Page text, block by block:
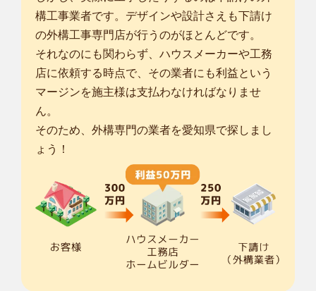
構工事業者です。デザインや設計さえも下請け
の外構工事専門店が行うのがほとんどです。
それなのにも関わらず、ハウスメーカーや工務
店に依頼する時点で、その業者にも利益という
マージンを施主様は支払わなければなりませ
ん。
そのため、外構専門の業者を愛知県で探しまし
ょう！